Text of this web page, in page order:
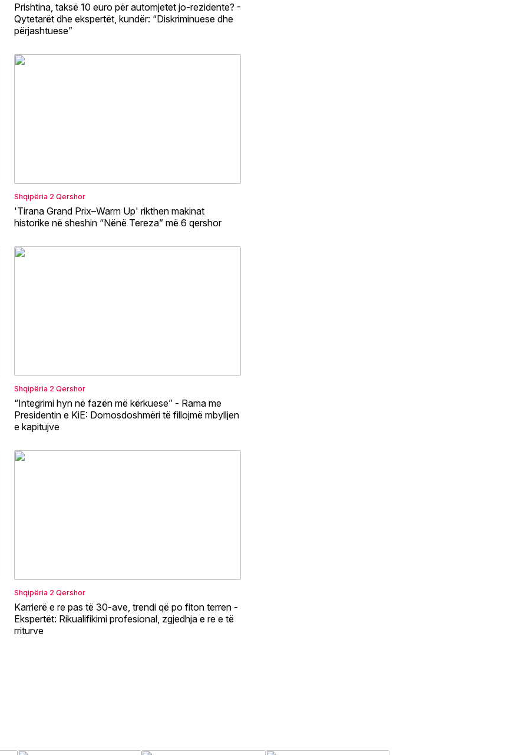
Prishtina, taksë 10 euro për automjetet jo-rezidente? -
Qytetarët dhe ekspertët, kundër: “Diskriminuese dhe
përjashtuese”
Shqipëria 2 Qershor
'Tirana Grand Prix–Warm Up' rikthen makinat
historike në sheshin “Nënë Tereza” më 6 qershor
Shqipëria 2 Qershor
“Integrimi hyn në fazën më kërkuese” - Rama me
Presidentin e KiE: Domosdoshmëri të fillojmë mbylljen
e kapitujve
Shqipëria 2 Qershor
Karrierë e re pas të 30-ave, trendi që po fiton terren -
Ekspertët: Rikualifikimi profesional, zgjedhja e re e të
rriturve